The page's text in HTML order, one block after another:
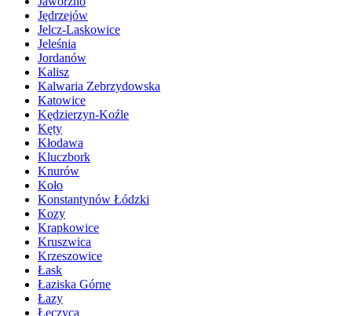
Jędrzejów
Jelcz-Laskowice
Jeleśnia
Jordanów
Kalisz
Kalwaria Zebrzydowska
Katowice
Kędzierzyn-Koźle
Kęty
Kłodawa
Kluczbork
Knurów
Koło
Konstantynów Łódzki
Kozy
Krapkowice
Kruszwica
Krzeszowice
Łask
Łaziska Górne
Łazy
Łęczyca